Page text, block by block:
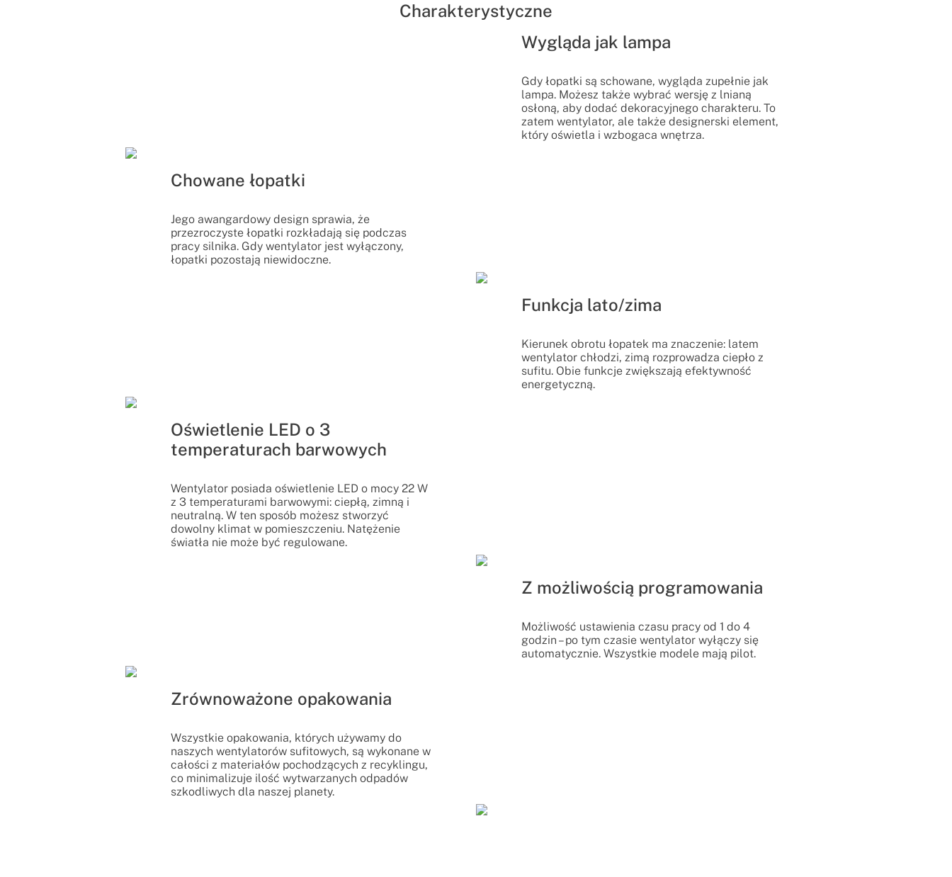
Charakterystyczne
Wygląda jak lampa
Gdy łopatki są schowane, wygląda zupełnie jak
lampa. Możesz także wybrać wersję z lnianą
osłoną, aby dodać dekoracyjnego charakteru. To
zatem wentylator, ale także designerski element,
który oświetla i wzbogaca wnętrza.
Chowane łopatki
Jego awangardowy design sprawia, że
przezroczyste łopatki rozkładają się podczas
pracy silnika. Gdy wentylator jest wyłączony,
łopatki pozostają niewidoczne.
Funkcja lato/zima
Kierunek obrotu łopatek ma znaczenie: latem
wentylator chłodzi, zimą rozprowadza ciepło z
sufitu. Obie funkcje zwiększają efektywność
energetyczną.
Oświetlenie LED o 3
temperaturach barwowych
Wentylator posiada oświetlenie LED o mocy 22 W
z 3 temperaturami barwowymi: ciepłą, zimną i
neutralną. W ten sposób możesz stworzyć
dowolny klimat w pomieszczeniu. Natężenie
światła nie może być regulowane.
Z możliwością programowania
Możliwość ustawienia czasu pracy od 1 do 4
godzin – po tym czasie wentylator wyłączy się
automatycznie. Wszystkie modele mają pilot.
Zrównoważone opakowania
Wszystkie opakowania, których używamy do
naszych wentylatorów sufitowych, są wykonane w
całości z materiałów pochodzących z recyklingu,
co minimalizuje ilość wytwarzanych odpadów
szkodliwych dla naszej planety.